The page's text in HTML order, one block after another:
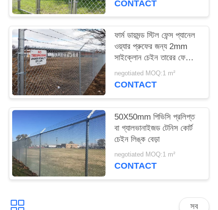
CONTACT
ফার্ম ডায়মন্ড স্টিল ফেন্স প্যানেল
ওয়্যার প্রুফের জন্য 2mm
সাইক্লোন চেইন তারের ফেন্সিং
ফ্যাব্রিক
negotiated MOQ:1 m²
CONTACT
50X50mm পিভিসি প্রলিপ্ত
বা গ্যালভানাইজড টেনিস কোর্ট
চেইন লিঙ্ক বেড়া
negotiated MOQ:1 m²
CONTACT
সব